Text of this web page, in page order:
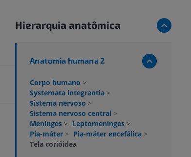
Hierarquia anatômica
Anatomia humana 2
Corpo humano >
Systemata integrantia >
Sistema nervoso >
Sistema nervoso central >
Meninges > Leptomeninges >
Pia-máter > Pia-máter encefálica >
Tela corióidea